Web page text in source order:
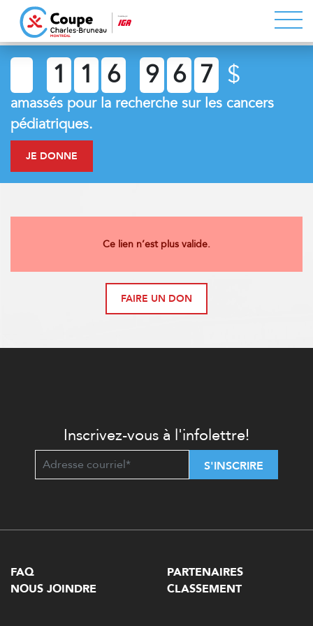
1 1 6 9 6 7 $
amassés pour la recherche sur les cancers
pédiatriques.
JE DONNE
Ce lien n’est plus valide.
FAIRE UN DON
Inscrivez-vous à l'infolettre!
S'INSCRIRE
FAQ
NOUS JOINDRE
PARTENAIRES
CLASSEMENT